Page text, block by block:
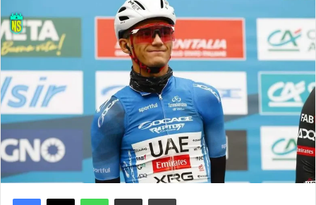
Facebook
X WhatsAppCompartir por correo electrónicoImprimir